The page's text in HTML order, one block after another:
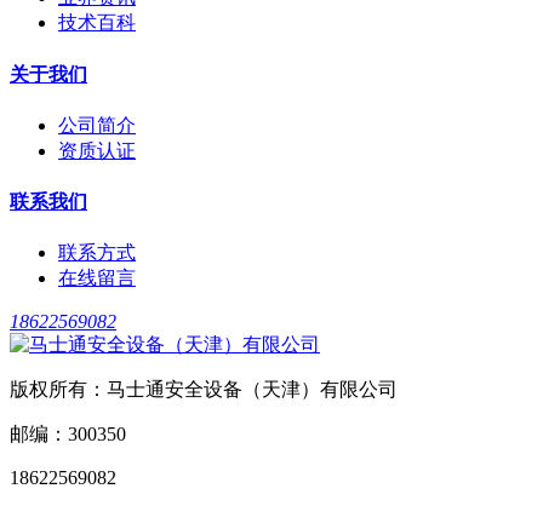
技术百科
关于我们
公司简介
资质认证
联系我们
联系方式
在线留言
18622569082
版权所有：马士通安全设备（天津）有限公司
邮编：300350
18622569082